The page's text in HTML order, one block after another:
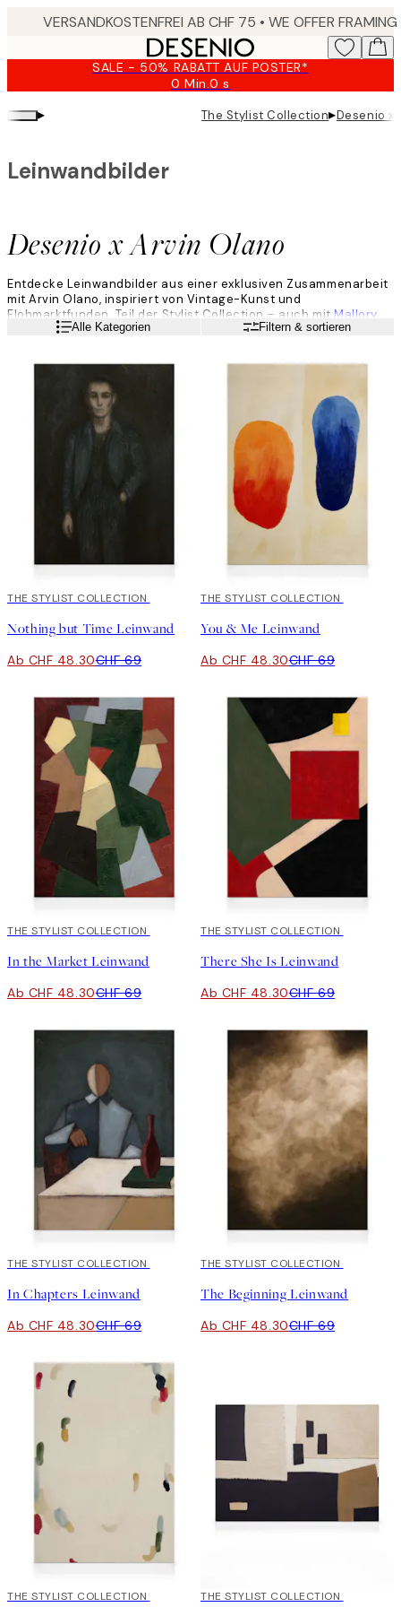
SALE - 50% RABATT AUF POSTER*
0 Min.0 s
Gültig
bis:
2026-
▸ The Stylist Collection▸Desenio x
Desenio x Arvin Olano
Leinwandbilder
Entdecke Leinwandbilder aus einer exklusiven Zusammenarbeit
mit Arvin Olano, inspiriert von Vintage-Kunst und
Flohmarktfunden. Teil der Stylist Collection – auch mit Mallory
@reserve_homeundSaraa @sareish
WeiterlesenAlle Kategorien Filtern & sortieren
30%*
THE STYLIST COLLECTION
Nothing but Time Leinwand
Ab CHF 48.30CHF 69
30%*
THE STYLIST COLLECTION
You & Me Leinwand
Ab CHF 48.30CHF 69
30%*
THE STYLIST COLLECTION
In the Market Leinwand
Ab CHF 48.30CHF 69
30%*
THE STYLIST COLLECTION
There She Is Leinwand
Ab CHF 48.30CHF 69
30%*
THE STYLIST COLLECTION
In Chapters Leinwand
Ab CHF 48.30CHF 69
30%*
THE STYLIST COLLECTION
The Beginning Leinwand
Ab CHF 48.30CHF 69
30%*
THE STYLIST COLLECTION 30%*
THE STYLIST COLLECTION